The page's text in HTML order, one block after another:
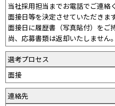
当社採用担当までお電話でご連絡
面接日等を決定させていただきます
面接日に履歴書（写真貼付）をご
尚、応募書類は返却いたしません。
選考プロセス
面接
連絡先